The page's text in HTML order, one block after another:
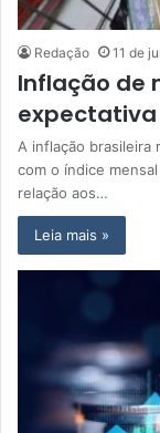
Redação 11 de
Inflação de
expectativa
A inflação brasileira
com o índice
relação aos…
Leia mais »